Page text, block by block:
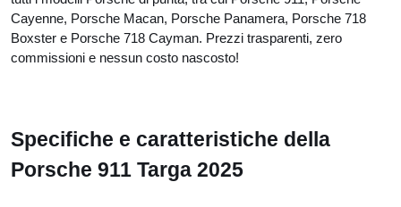
Cayenne, Porsche Macan, Porsche Panamera, Porsche 718
Boxster e Porsche 718 Cayman. Prezzi trasparenti, zero
commissioni e nessun costo nascosto!
Specifiche e caratteristiche della
Porsche 911 Targa 2025